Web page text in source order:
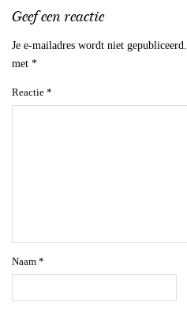
Geef een reactie
Je e-mailadres wordt niet gepubliceerd.
met *
Reactie *
Naam *